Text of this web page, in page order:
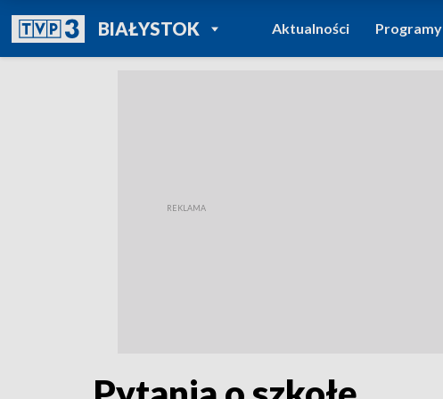
BIAŁYSTOKPOWRÓT DO
TVP REGIONY
Aktualności Programy